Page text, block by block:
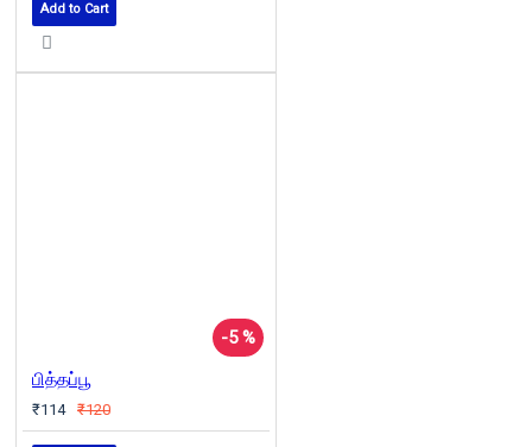
Add to Cart
-5 %
பித்தப்பூ
₹114 ₹120